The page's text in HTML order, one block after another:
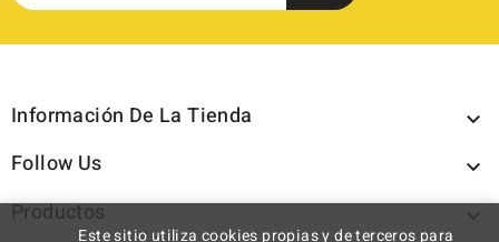
Información De La Tienda 
Follow Us 
Productos 
Este sitio utiliza cookies propias y de terceros para